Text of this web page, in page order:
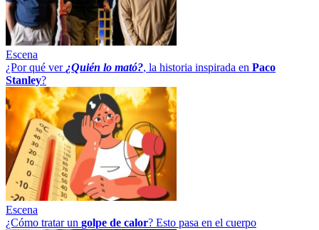
Escena
¿Por qué ver¿Quién lo mató?, la historia inspirada en Paco
Stanley?
Escena
¿Cómo tratar un golpe de calor? Esto pasa en el cuerpo